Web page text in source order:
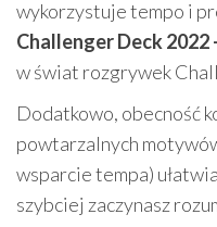
wykorzystuje tempo i
Challenger Deck 2022
w świat rozgrywek
Dodatkowo, obecność
powtarzalnych
wsparcie tempa)
szybciej zaczynasz